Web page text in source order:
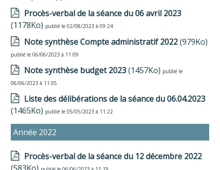
Procès-verbal de la séance du 06 avril 2023
(1178Ko) publié le 02/08/2023 à 09:24
Note synthèse Compte administratif 2022(979Ko)
publié le 06/06/2023 à 11:09
Note synthèse budget 2023(1457Ko) publié le
06/06/2023 à 11:05
Liste des délibérations de la séance du 06.04.2023
(1465Ko) publié le 05/05/2023 à 11:22
Année 2022
Procès-verbal de la séance du 12 décembre 2022